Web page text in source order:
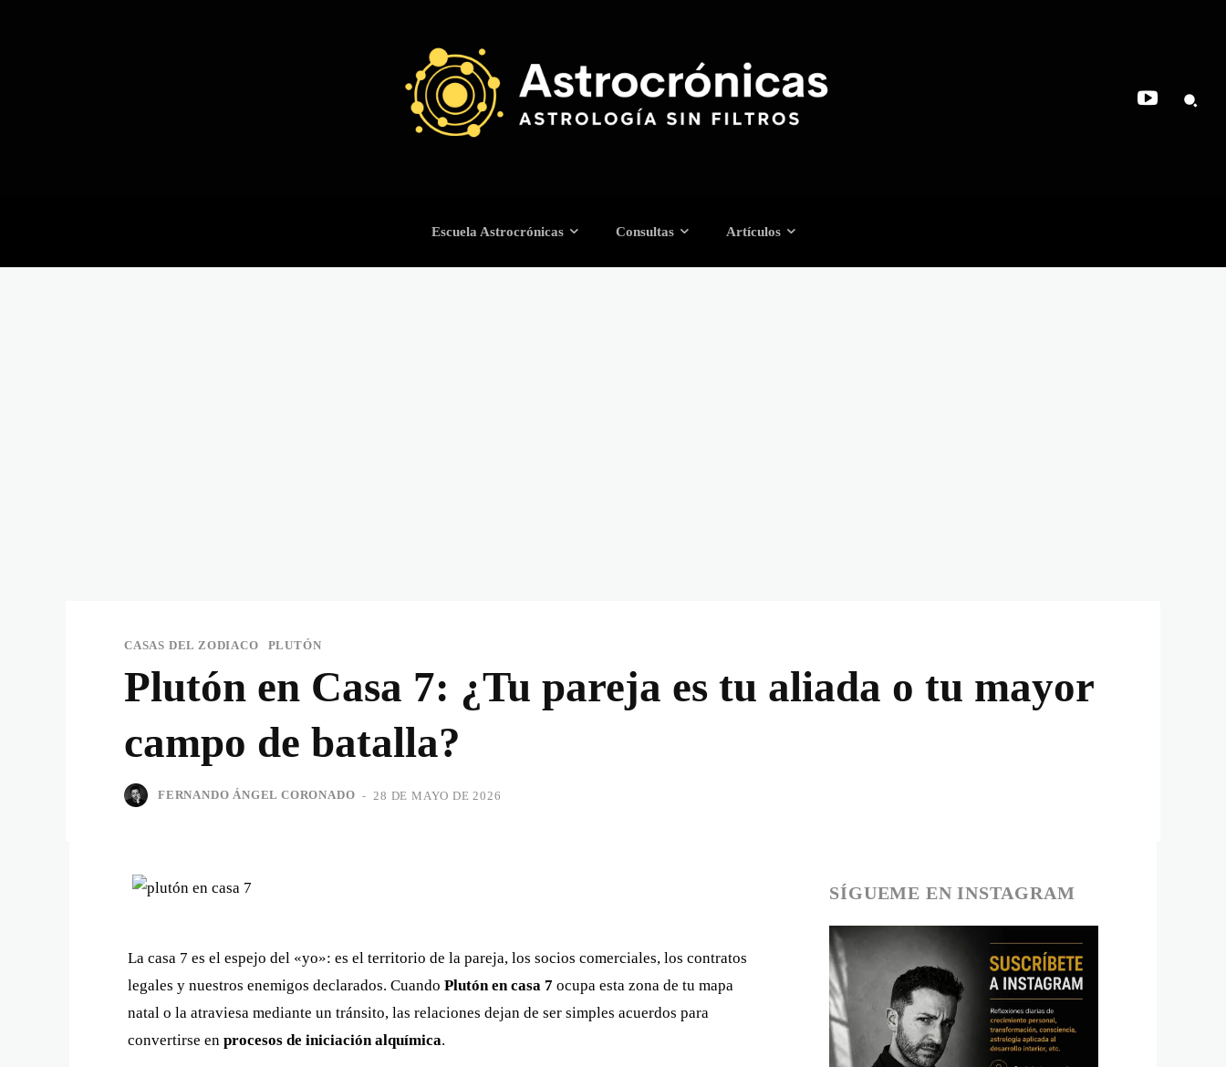
Escuela Astrocrónicas Consultas Artículos
CASAS DEL ZODIACO PLUTÓN
Plutón en Casa 7: ¿Tu pareja es tu aliada o tu mayor
campo de batalla?
FERNANDO ÁNGEL CORONADO - 28 DE MAYO DE 2026
La casa 7 es el espejo del «yo»: es el territorio de la pareja, los socios comerciales, los contratos
legales y nuestros enemigos declarados. Cuando Plutón en casa 7 ocupa esta zona de tu mapa
natal o la atraviesa mediante un tránsito, las relaciones dejan de ser simples acuerdos para
convertirse en procesos de iniciación alquímica.
SÍGUEME EN INSTAGRAM